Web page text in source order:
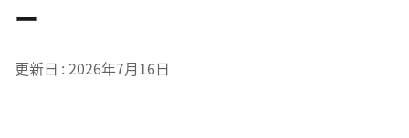
ー
更新日 2026年7月16日